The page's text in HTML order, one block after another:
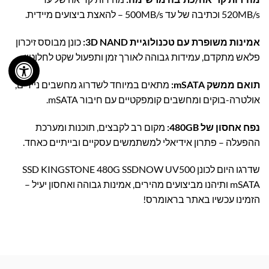
520MB/s וכתיבה של עד 500MB/s – להאצת ביצועים מיידית.
אמינות משופרת עם טכנולוגיית 3D NAND:
כונן מבוסס זיכרון
פלאש מתקדם, עמידות גבוהה לאורך זמן ותפעול שקט לחלוטין.
תואם ממשק mSATA:
מתאים במיוחד לשדרוג מחשבים ניידים,
אולטרה-בוקים ומחשבים קומפקטיים עם חיבור mSATA.
נפח אחסון של 480GB:
מקום רב לקבצים, תוכנות ומערכת
ההפעלה – פתרון אידיאלי למשתמשים עסקיים ובייתיים כאחד.
שדרגו היום לכונן SSD KINGSTONE 480G SSDNOW UV500
mSATA ותיהנו מביצועים מהירים, אמינות גבוהה ואחסון יעיל –
הזמינו עכשיו באתר בראומרס!